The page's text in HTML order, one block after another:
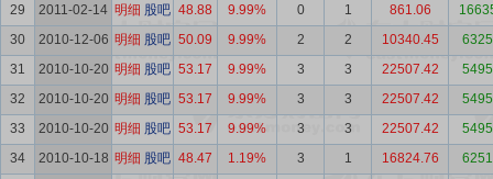
29
2011-02-14 明细 股吧 48.88 9.99% 0 1 861.06
30
2010-12-06 明细 股吧 50.09 9.99% 2 2 10340.45
31
2010-10-20 明细 股吧 53.17 9.99% 3 3 22507.42
32
2010-10-20 明细 股吧 53.17 9.99% 3 3 22507.42
33
2010-10-20 明细 股吧 53.17 9.99% 3 3 22507.42
34
2010-10-18 明细 股吧 48.47 1.19% 3 1 16824.76